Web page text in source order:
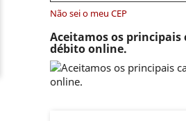
Não sei o meu CEP
Aceitamos os principais
débito online.